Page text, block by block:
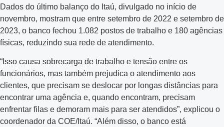
Dados do último balanço do Itaú, divulgado no início de
novembro, mostram que entre setembro de 2022 e setembro de
2023, o banco fechou 1.082 postos de trabalho e 180 agências
físicas, reduzindo sua rede de atendimento.
“Isso causa sobrecarga de trabalho e tensão entre os
funcionários, mas também prejudica o atendimento aos
clientes, que precisam se deslocar por longas distâncias para
encontrar uma agência e, quando encontram, precisam
enfrentar filas e demoram mais para ser atendidos”, explicou o
coordenador da COE/Itaú. “Além disso, o banco está